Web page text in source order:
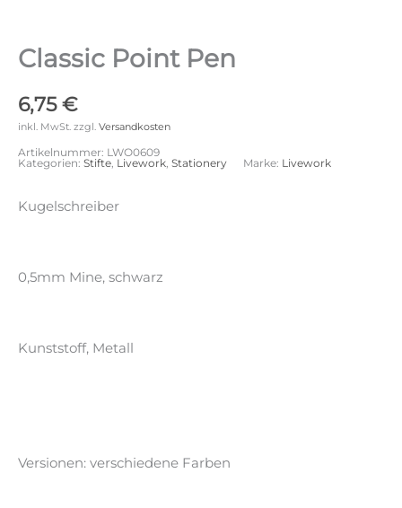
Classic Point Pen
6,75€
inkl. MwSt. zzgl. Versandkosten
Artikelnummer: LWO0609
Kategorien: Stifte Livework Stationery Marke: Livework
Kugelschreiber
0,5mm Mine, schwarz
Kunststoff, Metall
Versionen: verschiedene Farben